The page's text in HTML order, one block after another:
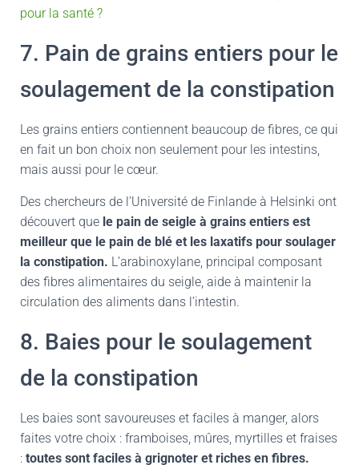
pour la santé ?
7. Pain de grains entiers pour le
soulagement de la constipation
Les grains entiers contiennent beaucoup de fibres, ce qui
en fait un bon choix non seulement pour les intestins,
mais aussi pour le cœur.
Des chercheurs de l’Université de Finlande à Helsinki ont
découvert que le pain de seigle à grains entiers est
meilleur que le pain de blé et les laxatifs pour soulager
la constipation. L’arabinoxylane, principal composant
des fibres alimentaires du seigle, aide à maintenir la
circulation des aliments dans l’intestin.
8. Baies pour le soulagement
de la constipation
Les baies sont savoureuses et faciles à manger, alors
faites votre choix : framboises, mûres, myrtilles et fraises
: toutes sont faciles à grignoter et riches en fibres.